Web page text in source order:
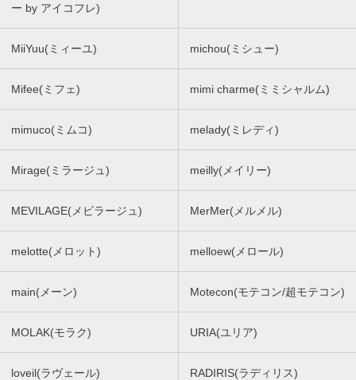
ー by アイコフレ)
MiiYuu(ミィーユ) michou(ミシュー)
Mifee(ミフェ) mimi charme(ミミシャルム)
mimuco(ミムコ) melady(ミレディ)
Mirage(ミラージュ) meilly(メイリー)
MEVILAGE(メビラージュ) MerMer(メルメル)
melotte(メロット) melloew(メロール)
main(メーン) Motecon(モテコン/超モテコン)
MOLAK(モラク) URIA(ユリア)
loveil(ラヴェール) RADIRIS(ラディリス)